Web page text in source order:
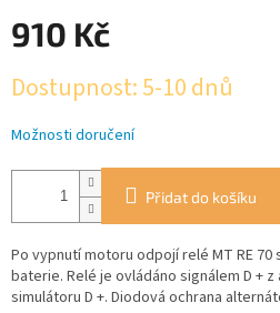
910 Kč
cena:
Dostupnost: 5-10 dnů
Možnosti doručení
Přidat do košíku
Po vypnutí motoru odpojí relé MT RE
baterie. Relé je ovládáno signálem D +
simulátoru D +. Diodová ochrana